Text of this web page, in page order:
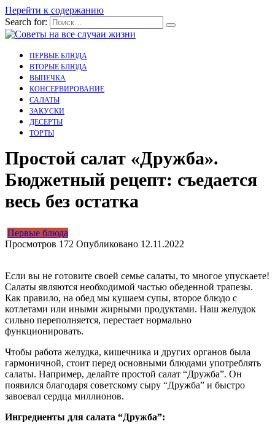
Перейти к содержанию
Search for:
ПЕРВЫЕ БЛЮДА
ВТОРЫЕ БЛЮДА
ВЫПЕЧКА
КОНСЕРВИРОВАНИЕ
САЛАТЫ
ЗАКУСКИ
ДЕСЕРТЫ
ТОРТЫ
Простой салат «Дружба».
Бюджетный рецепт: съедается
весь без остатка
Первые блюда
Просмотров 172 Опубликовано 12.11.2022
Если вы не готовите своей семье салаты, то многое упускаете!
Салаты являются необходимой частью обеденной трапезы.
Как правило, на обед мы кушаем супы, второе блюдо с
котлетами или иными жирными продуктами. Наш желудок
сильно переполняется, перестает нормально
функционировать.
Чтобы работа желудка, кишечника и других органов была
гармоничной, стоит перед основными блюдами употреблять
салаты. Например, делайте простой салат “Дружба”. Он
появился благодаря советскому сыру “Дружба” и быстро
завоевал сердца миллионов.
Ингредиенты для салата “Дружба”: